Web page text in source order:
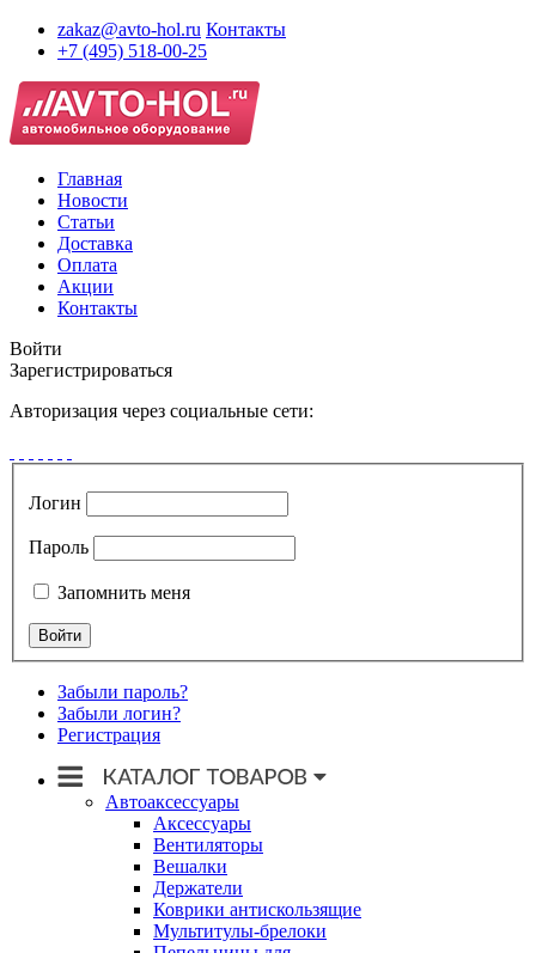
zakaz@avto-hol.ru Контакты
+7 (495) 518-00-25
Главная
Новости
Статьи
Доставка
Оплата
Акции
Контакты
Войти
Зарегистрироваться
Авторизация через социальные сети:
Логин
Пароль
Запомнить меня
Забыли пароль?
Забыли логин?
Регистрация
Автоаксессуары
Аксессуары
Вентиляторы
Вешалки
Держатели
Коврики антискользящие
Мультитулы-брелоки